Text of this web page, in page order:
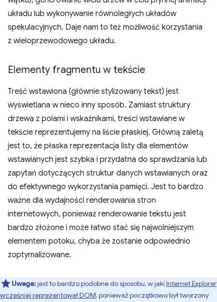
układu lub wykonywanie równoległych układów
spekulacyjnych. Daje nam to też możliwość korzystania
z wieloprzewodowego układu.
Elementy fragmentu w tekście
Treść wstawiona (głównie stylizowany tekst) jest
wyświetlana w nieco inny sposób. Zamiast struktury
drzewa z polami i wskaźnikami, treści wstawiane w
tekście reprezentujemy na liście płaskiej. Główną zaletą
jest to, że płaska reprezentacja listy dla elementów
wstawianych jest szybka i przydatna do sprawdzania lub
zapytań dotyczących struktur danych wstawianych oraz
do efektywnego wykorzystania pamięci. Jest to bardzo
ważne dla wydajności renderowania stron
internetowych, ponieważ renderowanie tekstu jest
bardzo złożone i może łatwo stać się najwolniejszym
elementem potoku, chyba że zostanie odpowiednio
zoptymalizowane.
Uwaga:jest to bardzo podobne do sposobu, w jaki Internet Explorer
wcześniej reprezentował DOM, ponieważ początkowo był tworzony